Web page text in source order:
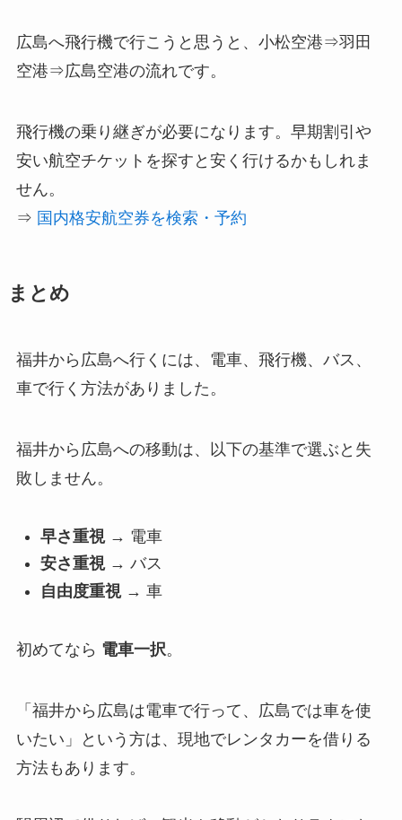
広島へ飛行機で行こうと思うと、小松空港⇒羽田
空港⇒広島空港の流れです。
飛行機の乗り継ぎが必要になります。早期割引や
安い航空チケットを探すと安く行けるかもしれま
せん。
⇒ 国内格安航空券を検索・予約
まとめ
福井から広島へ行くには、電車、飛行機、バス、
車で行く方法がありました。
福井から広島への移動は、以下の基準で選ぶと失
敗しません。
早さ重視→ 電車
安さ重視→ バス
自由度重視→ 車
初めてなら 電車一択。
「福井から広島は電車で行って、広島では車を使
いたい」という方は、現地でレンタカーを借りる
方法もあります。